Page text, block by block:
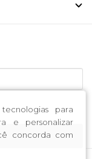
para
e personalizar
concorda com